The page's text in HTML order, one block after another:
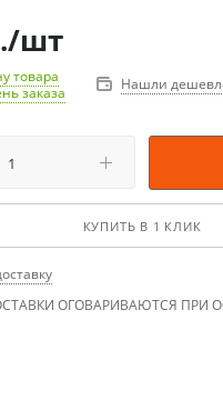
/шт
товара
заказа
Нашли
КУПИТЬ В 1 КЛИК
ОГОВАРИВАЮТСЯ ПРИ